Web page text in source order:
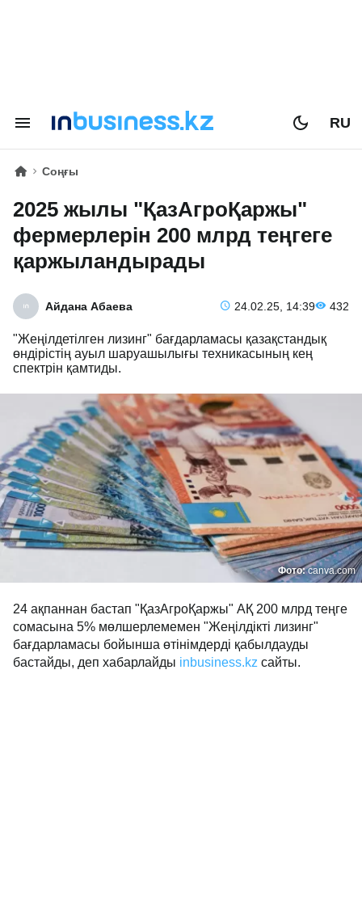
RU
Соңғы
2025 жылы "ҚазАгроҚаржы"
фермерлерін 200 млрд теңгеге
қаржыландырады
Айдана Абаева 24.02.25, 14:39 432
"Жеңілдетілген лизинг" бағдарламасы қазақстандық
өндірістің ауыл шаруашылығы техникасының кең
спектрін қамтиды.
Фото:canva.com
24 ақпаннан бастап "ҚазАгроҚаржы" АҚ 200 млрд теңге
сомасына 5% мөлшерлемемен "Жеңілдікті лизинг"
бағдарламасы бойынша өтінімдерді қабылдауды
бастайды, деп хабарлайды inbusiness.kz сайты.